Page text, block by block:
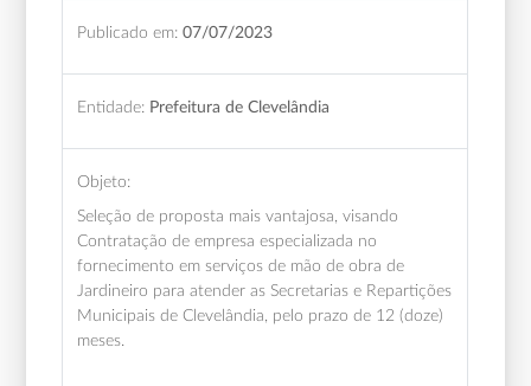
Publicado em: 07/07/2023
Entidade: Prefeitura de Clevelândia
Objeto:
Seleção de proposta mais vantajosa, visando
Contratação de empresa especializada no
fornecimento em serviços de mão de obra de
Jardineiro para atender as Secretarias e Repartições
Municipais de Clevelândia, pelo prazo de 12 (doze)
meses.